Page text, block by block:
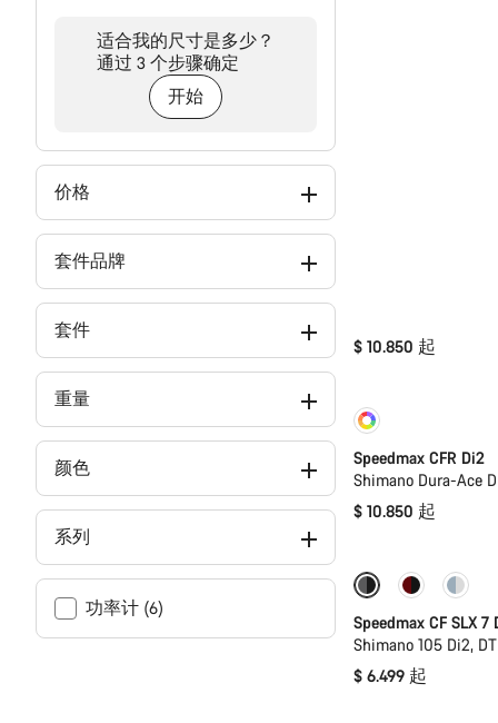
适合我的尺寸是多少？
通过 3 个步骤确定
开始
价格
套件品牌
套件
重量
颜色
系列
功率计 (6)
$ 10.850 起
Speedmax CFR Di2
Shimano Dura-Ace
$ 10.850 起
即将推出
Speedmax CF SLX 7
Shimano 105 Di2,
$ 6.499 起